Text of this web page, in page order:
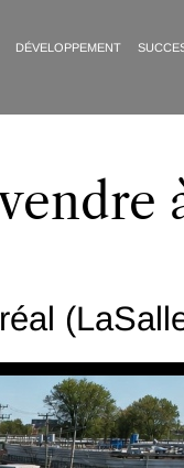
DÉVELOPPEMENT